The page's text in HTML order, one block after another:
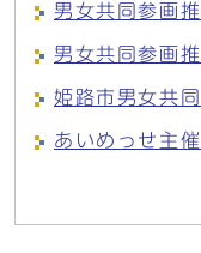
男女共同参画
男女共同参画
姫路市男女共
あいめっせ主